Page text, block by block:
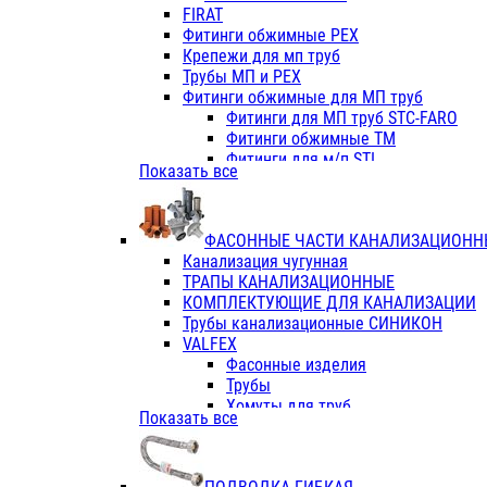
Фитинги ПП белые
Фитинги ПП белые
Фитинги ППс металл.белые
VALFEX
Трубы PE-RT
Трубы ПП водопровод белые
Трубы ПП водопровод серые
Трубы армированные
Трубы армированные
Фитинги с металл. серые
Фитинги ПП (серые)
Фитинги ПП белые
Краны
Фитинги ПП (белые)
Фитинги ПП с металлом белые
ПК КОНТУР
Краны полипропиленовые
Трубы полипропиленивые
FIRAT
Фитинги обжимные PEX
Крепежи для мп труб
Трубы МП и PEX
Фитинги обжимные для МП труб
Фитинги для МП труб STC-FARO
Фитинги обжимные ТМ
Фитинги для м/п STI
Фитинги для МП труб TITAN
TK
VALFEX
Показать все
ФАСОННЫЕ ЧАСТИ
Канализация чугунная
ТРАПЫ КАНАЛИЗАЦИОННЫЕ
КОМПЛЕКТУЮЩИЕ ДЛЯ КАНАЛИЗАЦИИ
Трубы канализационные СИНИКОН
VALFEX
Фасонные изделия
Трубы
Хомуты для труб
ПВХ (стройполимер)
Показать все